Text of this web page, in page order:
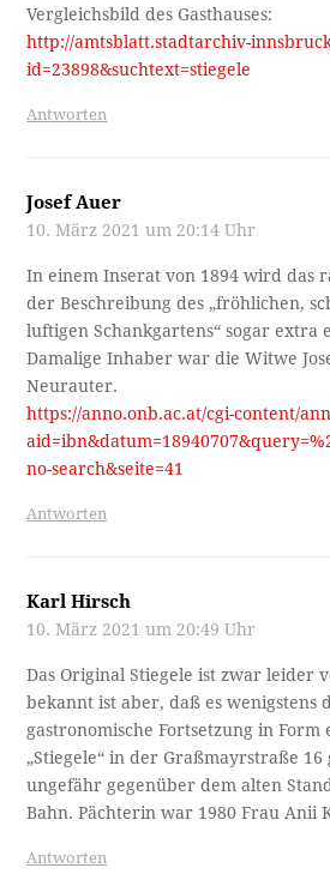
Vergleichsbild des Gasthauses:
http://amtsblatt.stadtarchiv-
id=23898&suchtext=stiegele
Antworten
Josef Auer
10. März 2021 um 20:14 Uhr
In einem Inserat von 1894 wird das
der Beschreibung des „fröhlichen,
luftigen Schankgartens“ sogar extra
Damalige Inhaber war die Witwe
Neurauter.
https://anno.onb.ac.at/cgi-content/
no-search&seite=41
Antworten
Karl Hirsch
10. März 2021 um 20:49 Uhr
Das Original Stiegele ist zwar leider
bekannt ist aber, daß es wenigstens
gastronomische Fortsetzung in Form
„Stiegele“ in der Graßmayrstraße 16
ungefähr gegenüber dem alten
Bahn. Pächterin war 1980 Frau Anii
Antworten